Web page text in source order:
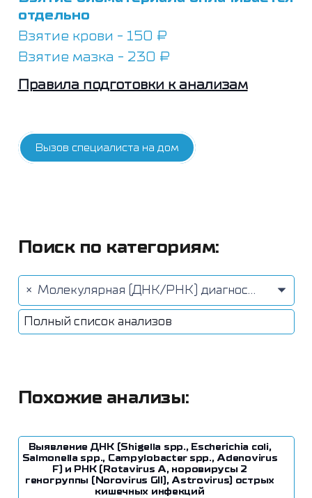
отдельно
Взятие крови - 150 ₽
Взятие мазка - 230 ₽
Правила подготовки к анализам
Вызов специалиста на дом
Поиск по категориям:
× Молекулярная (ДНК/РНК) диагностика методом ПЦР (20)
Полный список анализов
Похожие анализы:
Выявление ДНК (Shigella spp., Escherichia coli,
Salmonella spp., Campylobacter spp., Adenovirus
F) и РНК (Rotavirus A, норовирусы 2
геногруппы (Norovirus GII), Astrovirus) острых
кишечных инфекций